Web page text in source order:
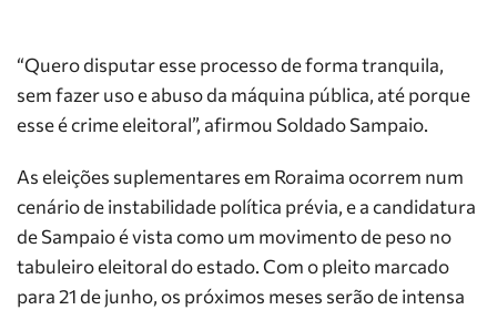
“Quero disputar esse processo de forma tranquila,
sem fazer uso e abuso da máquina pública, até porque
esse é crime eleitoral”, afirmou Soldado Sampaio.
As eleições suplementares em Roraima ocorrem num
cenário de instabilidade política prévia, e a candidatura
de Sampaio é vista como um movimento de peso no
tabuleiro eleitoral do estado. Com o pleito marcado
para 21 de junho, os próximos meses serão de intensa